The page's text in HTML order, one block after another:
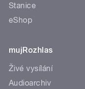
Stanice
eShop
mujRozhlas
Živé vysílání
Audioarchiv